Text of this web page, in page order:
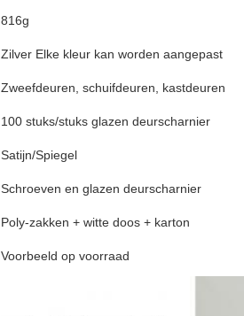
816g
Zilver Elke kleur kan worden aangepast
Zweefdeuren, schuifdeuren, kastdeuren
100 stuks/stuks glazen deurscharnier
Satijn/Spiegel
Schroeven en glazen deurscharnier
Poly-zakken + witte doos + karton
Voorbeeld op voorraad